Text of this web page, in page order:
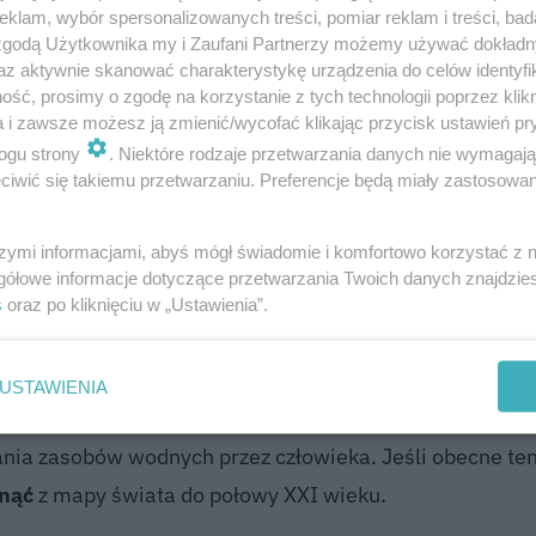
dziś stoją w obliczu realnej możliwości
jest Morze Martwe, jezioro słone położone na
akwen kurczy się w zastraszającym tempieod
wynosi około jednego metra rocznie, co jest
się o ponad 30 procent, co jest
zasobów wodnych przez człowieka. Jeśli obecne
z mapy świata do połowy XXI wieku.
wybór spersonalizowanych treści, pomiar reklam i treści,
Użytkownika my i Zaufani Partnerzy możemy używać
aktywnie skanować charakterystykę urządzenia do celów
prosimy o zgodę na korzystanie z tych technologii poprzez
i zawsze możesz ją zmienić/wycofać klikając przycisk ustawień
strony
. Niektóre rodzaje przetwarzania danych nie
się takiemu przetwarzaniu. Preferencje będą miały
informacjami, abyś mógł świadomie i komfortowo korzystać z
informacje dotyczące przetwarzania Twoich danych
oraz po kliknięciu w „Ustawienia”.
USTAWIENIA